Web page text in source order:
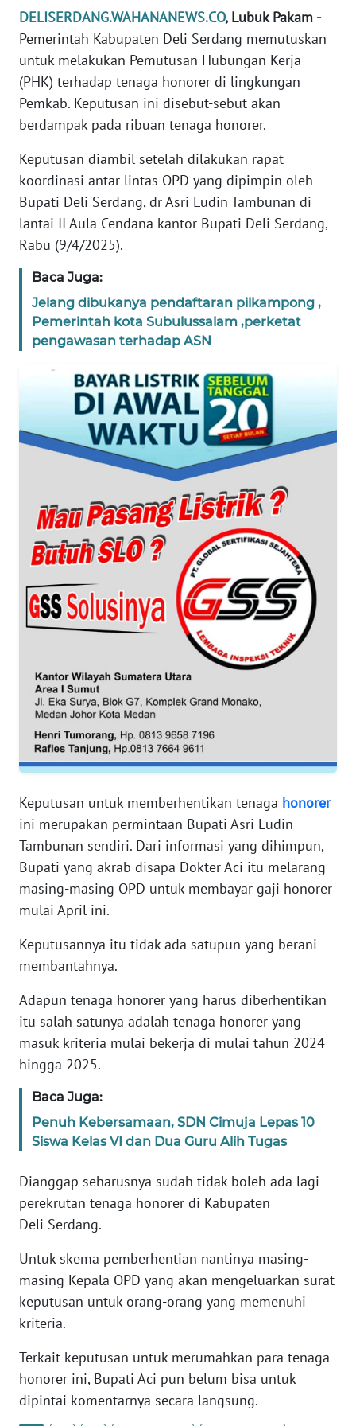
DELISERDANG.WAHANANEWS.CO, Lubuk Pakam -
Pemerintah Kabupaten Deli Serdang memutuskan
untuk melakukan Pemutusan Hubungan Kerja
(PHK) terhadap tenaga honorer di lingkungan
Pemkab. Keputusan ini disebut-sebut akan
berdampak pada ribuan tenaga honorer.
Keputusan diambil setelah dilakukan rapat
koordinasi antar lintas OPD yang dipimpin oleh
Bupati Deli Serdang, dr Asri Ludin Tambunan di
lantai II Aula Cendana kantor Bupati Deli Serdang,
Rabu (9/4/2025).
Baca Juga:
Jelang dibukanya pendaftaran pilkampong ,
Pemerintah kota Subulussalam ,perketat
pengawasan terhadap ASN
Keputusan untuk memberhentikan tenaga honorer
ini merupakan permintaan Bupati Asri Ludin
Tambunan sendiri. Dari informasi yang dihimpun,
Bupati yang akrab disapa Dokter Aci itu melarang
masing-masing OPD untuk membayar gaji honorer
mulai April ini.
Keputusannya itu tidak ada satupun yang berani
membantahnya.
Adapun tenaga honorer yang harus diberhentikan
itu salah satunya adalah tenaga honorer yang
masuk kriteria mulai bekerja di mulai tahun 2024
hingga 2025.
Baca Juga:
Penuh Kebersamaan, SDN Cimuja Lepas 10
Siswa Kelas VI dan Dua Guru Alih Tugas
Dianggap seharusnya sudah tidak boleh ada lagi
perekrutan tenaga honorer di Kabupaten
Deli Serdang.
Untuk skema pemberhentian nantinya masing-
masing Kepala OPD yang akan mengeluarkan surat
keputusan untuk orang-orang yang memenuhi
kriteria.
Terkait keputusan untuk merumahkan para tenaga
honorer ini, Bupati Aci pun belum bisa untuk
dipintai komentarnya secara langsung.
REDAKSI
KARIR
DISCLAIMER
News
Regional
WN
SUMUT
JAKARTA
WN
JABAR
WN
WN
KEPRI
WN
WN
WN
RIAU
WN
SERAMBI
WN
JAMBI
WN
SULTRA
NTB
SULTENG
WN
SULBAR
BABEL
SUMBAR
WN
WN
BENGKULU
LAMPUNG
WN